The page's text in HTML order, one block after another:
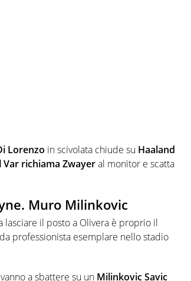
Lorenzo in scivolata chiude su Haaland
Var richiama Zwayeral monitor e scatta
Muro Milinkovic
lasciare il posto a Olivera è proprio il
professionista esemplare nello stadio
vanno a sbattere su un Milinkovic Savic